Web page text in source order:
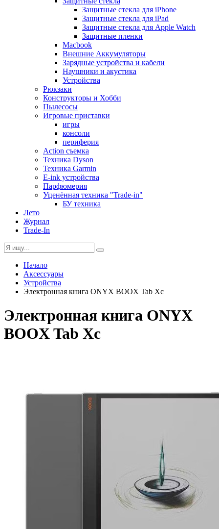
Защитные стекла для iPhone
Защитные стекла для iPad
Защитные стекла для Apple Watch
Защитные пленки
Macbook
Внешние Аккумуляторы
Зарядные устройства и кабели
Наушники и акустика
Устройства
Рюкзаки
Конструкторы и Хобби
Пылесосы
Игровые приставки
игры
консоли
периферия
Action съемка
Техника Dyson
Техника Garmin
E-ink устройства
Парфюмерия
Уценённая техника "Trade-in"
БУ техника
Лето
Журнал
Trade-In
Начало
Аксессуары
Устройства
Электронная книга ONYX BOOX Tab Xc
Электронная книга ONYX
BOOX Tab Xc